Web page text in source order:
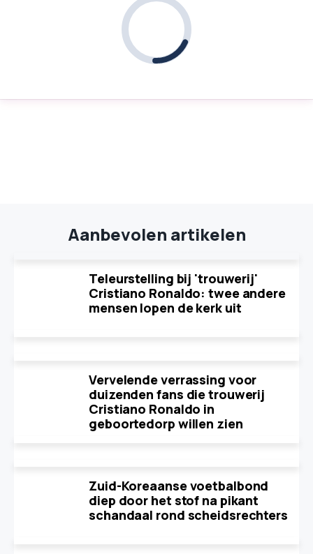
Aanbevolen artikelen
Teleurstelling bij 'trouwerij'
Cristiano Ronaldo: twee andere
mensen lopen de kerk uit
Vervelende verrassing voor
duizenden fans die trouwerij
Cristiano Ronaldo in
geboortedorp willen zien
Zuid-Koreaanse voetbalbond
diep door het stof na pikant
schandaal rond scheidsrechters